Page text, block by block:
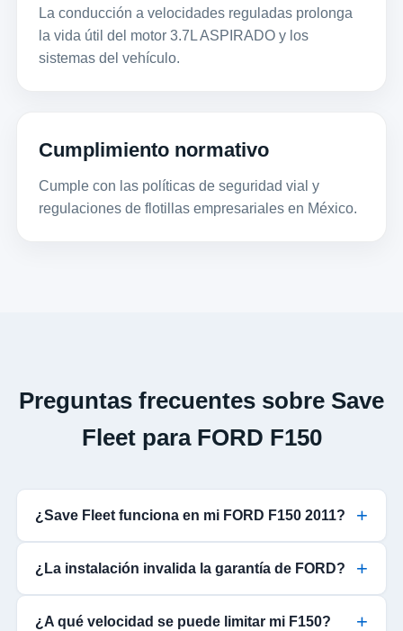
La conducción a velocidades reguladas prolonga
la vida útil del motor 3.7L ASPIRADO y los
sistemas del vehículo.
Cumplimiento normativo
Cumple con las políticas de seguridad vial y
regulaciones de flotillas empresariales en México.
Preguntas frecuentes sobre Save
Fleet para FORD F150
¿Save Fleet funciona en mi FORD F150 2011?
¿La instalación invalida la garantía de FORD?
¿A qué velocidad se puede limitar mi F150?